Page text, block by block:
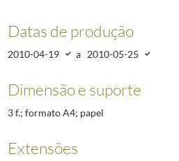
Datas de produção
2010-04-19 a 2010-05-25
Dimensão e suporte
3 f.; formato A4; papel
Extensões